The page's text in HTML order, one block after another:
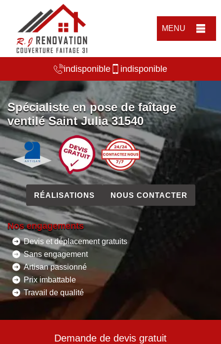
MENU
indisponible indisponible
Spécialiste en pose de faîtage
ventilé Saint Julia 31540
RÉALISATIONS NOUS CONTACTER
Nos engagements
Devis et déplacement gratuits
Sans engagement
Artisan passionné
Prix imbattable
Travail de qualité
Demande de devis gratuit